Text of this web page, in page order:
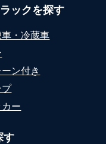
ックを探す
車・冷蔵車
ーン付き
プ
ー
す